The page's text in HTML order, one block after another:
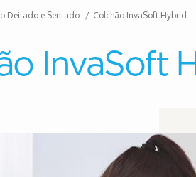
Deitado e Sentado Colchão InvaSoft Hybrid
InvaSoft